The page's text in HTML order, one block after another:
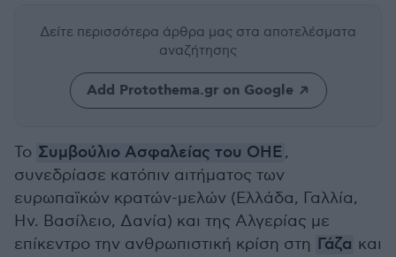
Δείτε περισσότερα άρθρα μας στα αποτελέσματα
αναζήτησης
Add Protothema.gr on Google
Το Συμβούλιο Ασφαλείας του ΟΗΕ,
συνεδρίασε κατόπιν αιτήματος των
ευρωπαϊκών κρατών-μελών (Ελλάδα, Γαλλία,
Ην. Βασίλειο, Δανία) και της Αλγερίας με
επίκεντρο την ανθρωπιστική κρίση στη Γάζα και